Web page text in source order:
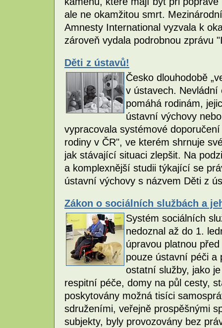
ale ne okamžitou smrt.
Amnesty International vyzvala k
zároveň vydala podrobnou zprávu
Děti z ústavů!
Česko dlouhodobě
v ústavech. Nevládní
pomáhá rodinám,
ústavní výchovy
vypracovala systémové
rodiny v ČR", ve kterém shrnuje
jak stávající situaci zlepšit. Na
a komplexnější studii týkající se
ústavní výchovy s názvem Děti z
Zákon o sociálních službách a
Systém sociálních
nedoznal až do 1.
úpravou platnou
pouze ústavní péči a
ostatní služby, jako
respitní péče, domy na půl cesty,
poskytovány možná tisíci
sdruženími, veřejně prospěšnými
subjekty, byly provozovány bez